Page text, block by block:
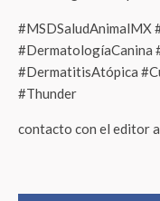
#MSDSaludAnimalMX
#DermatologíaCanina
#DermatitisAtópica
#Thunder
contacto con el editor